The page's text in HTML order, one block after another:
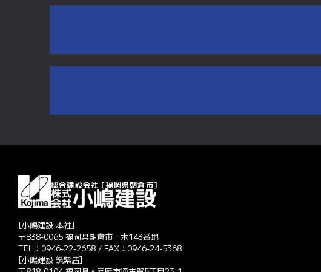
総合建設会社 [福岡県朝倉市]
[小嶋建設 本社]
〒838-0065 福岡県朝倉市一木143番地
TEL：0946-22-2658 / FAX：0946-24-5368
[小嶋建設 筑紫店]